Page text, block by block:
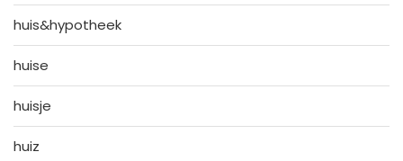
huis&hypotheek
huise
huisje
huiz